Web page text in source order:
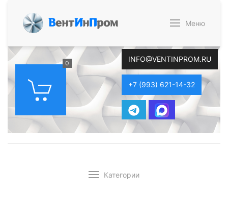
ВентИнПром Меню
0 INFO@VENTINPROM.RU
+7 (993) 621-14-32
Категории